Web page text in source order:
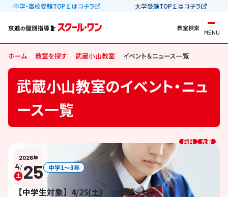
中学・高校受験TOP∑はコチラ 大学受験TOP∑はコチラ
教室検索
MENU
ホーム 教室を探す 武蔵小山教室 イベント＆ニュース一覧
武蔵小山教室のイベント・ニュ
ース一覧
2026年
4/25
土
中学1〜3年
【中学生対象】4/25(土) ☆単語
無料 先着